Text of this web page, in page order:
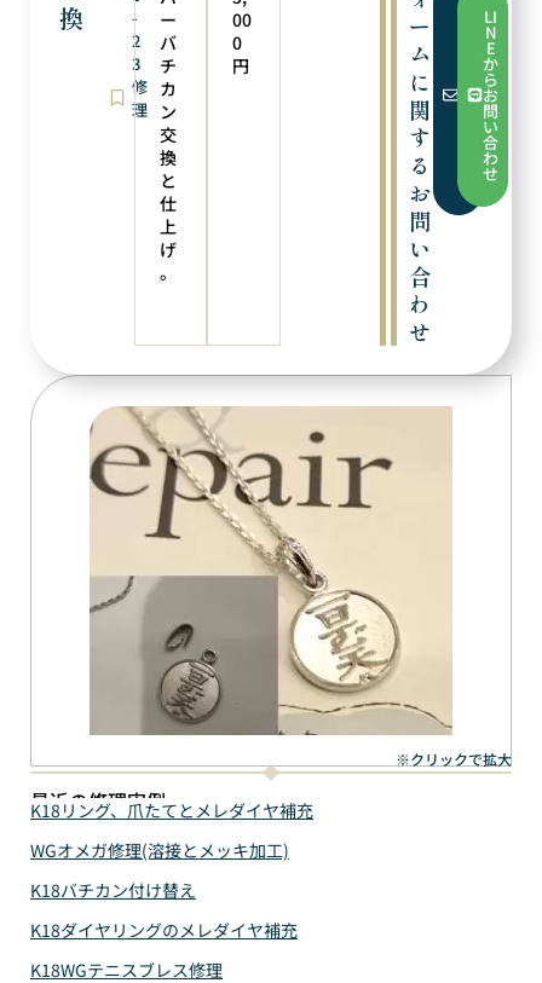
※クリックで拡大
最近の修理実例
K18リング、爪たてとメレダイヤ補充
WGオメガ修理(溶接とメッキ加工)
K18バチカン付け替え
K18ダイヤリングのメレダイヤ補充
K18WGテニスブレス修理
換
-
2
3
修
理
ー
バ
チ
カ
ン
交
換
と
仕
上
げ
。
00
0
円
ー
ム
に
関
す
る
お
問
い
合
わ
せ
フ
ら
お
せ
LI
N
E
か
ら
お
問
い
合
わ
せ